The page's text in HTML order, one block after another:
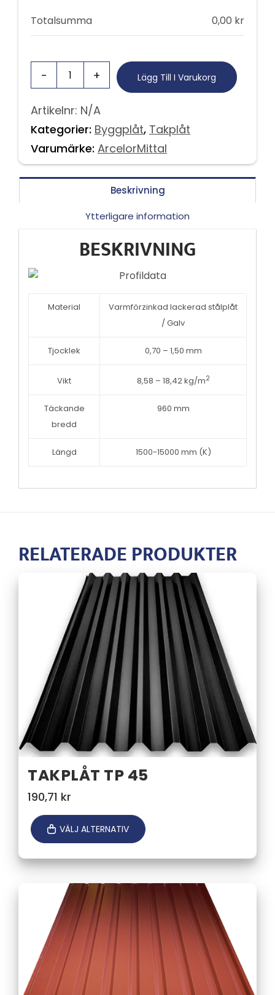
Totalsumma 0,00 kr
Lägg Till I Varukorg
Artikelnr: N/A
Kategorier: Byggplåt, Takplåt
Varumärke: ArcelorMittal
Beskrivning
Ytterligare information
BESKRIVNING
Material
Varmförzinkad lackerad stålplåt
/ Galv
Tjocklek 0,70 – 1,50 mm
Vikt 8,58 – 18,42 kg/m2
Täckande
bredd
960 mm
Längd 1500-15000 mm (K)
RELATERADE PRODUKTER
TAKPLÅT TP 45
190,71 kr
VÄLJ ALTERNATIV